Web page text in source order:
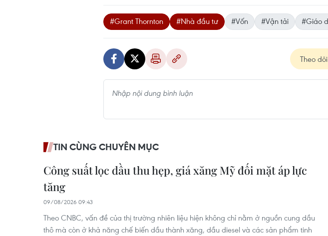
#Grant Thornton #Nhà đầu tư #Vốn #Vận tải #Giáo
Theo
TIN CÙNG CHUYÊN MỤC
Công suất lọc dầu thu hẹp, giá xăng Mỹ đối mặt áp lực
tăng
09/08/2026 09:43
Theo CNBC, vấn đề của thị trường nhiên liệu hiện không chỉ nằm ở nguồn cung dầu
thô mà còn ở khả năng chế biến dầu thành xăng, dầu diesel và các sản phẩm tinh